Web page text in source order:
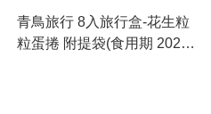
青鳥旅行 8入旅行盒-花生粒
粒蛋捲 附提袋(食用期 2026-